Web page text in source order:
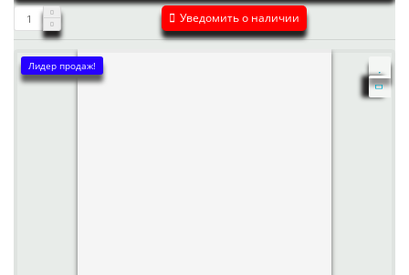
Уведомить о наличии
Лидер продаж!